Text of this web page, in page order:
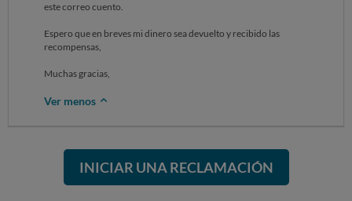
este correo cuento.
Espero que en breves mi dinero sea devuelto y recibido las
recompensas,
Muchas gracias,
Ver menos
INICIAR UNA RECLAMACIÓN